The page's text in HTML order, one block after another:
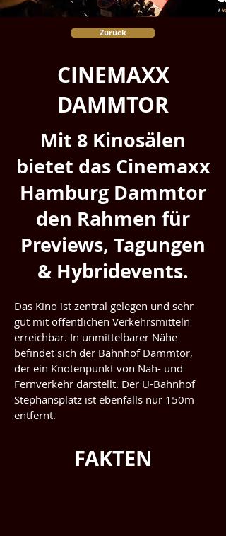
Zurück
CINEMAXX
DAMMTOR
Mit 8 Kinosälen
bietet das Cinemaxx
Hamburg Dammtor
den Rahmen für
Previews, Tagungen
& Hybridevents.
Das Kino ist zentral gelegen und sehr
gut mit öffentlichen Verkehrsmitteln
erreichbar. In unmittelbarer Nähe
befindet sich der Bahnhof Dammtor,
der ein Knotenpunkt von Nah- und
Fernverkehr darstellt. Der U-Bahnhof
Stephansplatz ist ebenfalls nur 150m
entfernt.
FAKTEN